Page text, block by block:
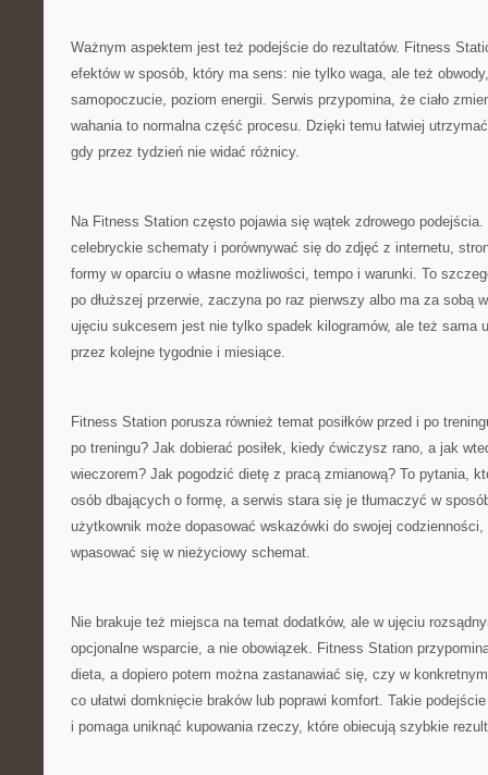
Ważnym aspektem jest też podejście do rezultatów. Fitness
efektów w sposób, który ma sens: nie tylko waga, ale też
samopoczucie, poziom energii. Serwis przypomina, że ciało
wahania to normalna część procesu. Dzięki temu łatwiej
gdy przez tydzień nie widać różnicy.
Na Fitness Station często pojawia się wątek zdrowego
celebryckie schematy i porównywać się do zdjęć z internetu,
formy w oparciu o własne możliwości, tempo i warunki. To
po dłuższej przerwie, zaczyna po raz pierwszy albo ma za sobą
ujęciu sukcesem jest nie tylko spadek kilogramów, ale też sama
przez kolejne tygodnie i miesiące.
Fitness Station porusza również temat posiłków przed i po
po treningu? Jak dobierać posiłek, kiedy ćwiczysz rano, a jak
wieczorem? Jak pogodzić dietę z pracą zmianową? To pytania,
osób dbających o formę, a serwis stara się je tłumaczyć w
użytkownik może dopasować wskazówki do swojej
wpasować się w nieżyciowy schemat.
Nie brakuje też miejsca na temat dodatków, ale w ujęciu
opcjonalne wsparcie, a nie obowiązek. Fitness Station
dieta, a dopiero potem można zastanawiać się, czy w
co ułatwi domknięcie braków lub poprawi komfort. Takie
i pomaga uniknąć kupowania rzeczy, które obiecują szybkie